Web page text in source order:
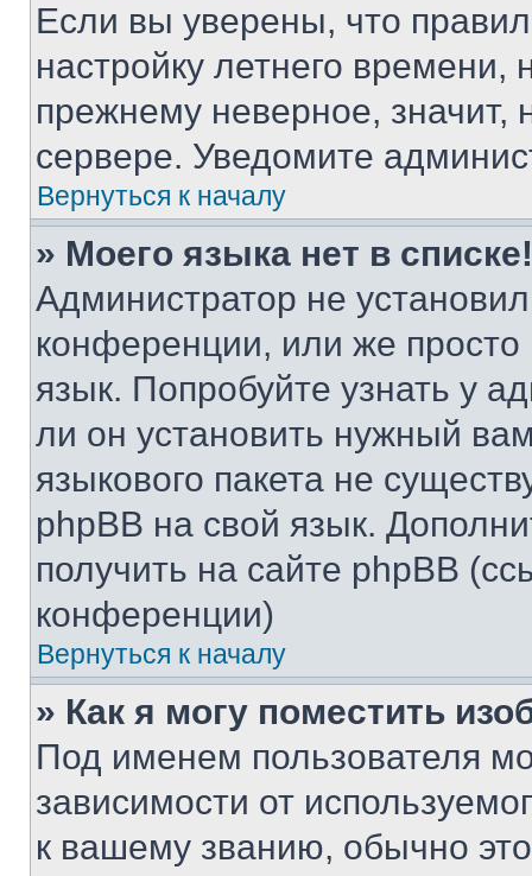
Если вы уверены, что
настройку летнего
прежнему неверное, значит,
сервере. Уведомите
Вернуться к началу
» Моего языка нет в списке!
Администратор не
конференции, или же
язык. Попробуйте узнать у
ли он установить нужный
языкового пакета не
phpBB на свой язык.
получить на сайте phpBB
конференции)
Вернуться к началу
» Как я могу поместить
Под именем пользователя
зависимости от
к вашему званию, обычно это